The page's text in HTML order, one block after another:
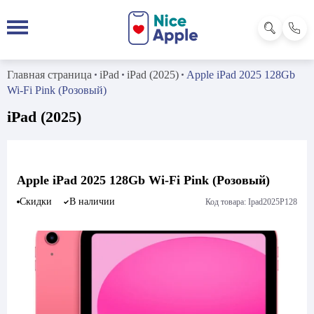
Главная страница iPad iPad (2025)
Apple iPad 2025 128Gb
Wi-Fi Pink (Розовый)
iPad (2025)
Apple iPad 2025 128Gb Wi-Fi Pink (Розовый)
Скидки В наличии Код товара: Ipad2025P128